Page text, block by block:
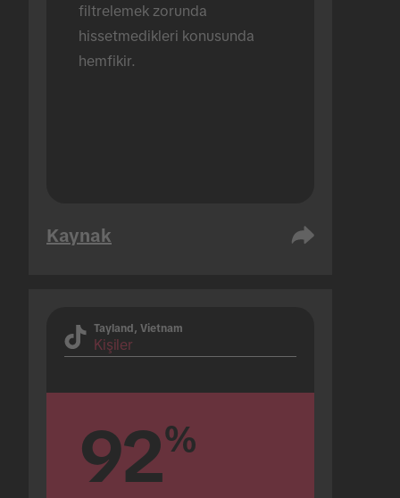
filtrelemek zorunda
hissetmedikleri konusunda
hemfikir.
Kaynak
Tayland, Vietnam
Kişiler
92%